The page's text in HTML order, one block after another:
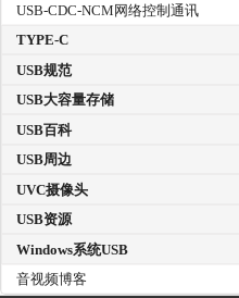
USB-CDC-NCM网络控制通讯
TYPE-C
USB规范
USB大容量存储
USB百科
USB周边
UVC摄像头
USB资源
Windows系统USB
音视频博客